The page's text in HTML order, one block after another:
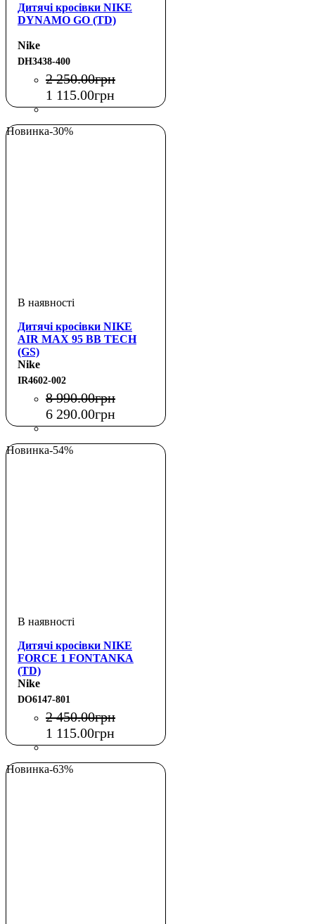
Дитячі кросівки NIKE
DYNAMO GO (TD)
Nike
DH3438-400
2 250.00грн
1 115.00грн
Новинка-30%
Дитячі кросівки NIKE
AIR MAX 95 BB TECH
(GS)
Nike
IR4602-002
8 990.00грн
6 290.00грн
Новинка-54%
Дитячі кросівки NIKE
FORCE 1 FONTANKA
(TD)
Nike
DO6147-801
2 450.00грн
1 115.00грн
Новинка-63%